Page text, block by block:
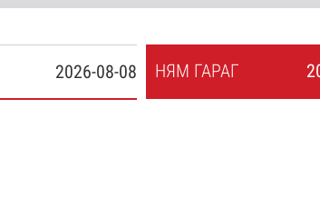
2026-08-08 НЯМ ГАРАГ